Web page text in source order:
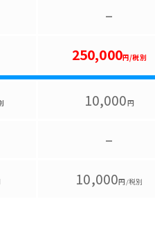
–
250,000円/税別
10,000円
–
10,000円/税別